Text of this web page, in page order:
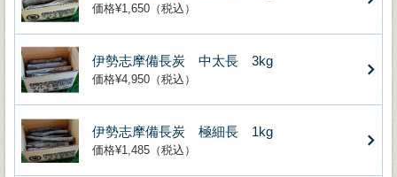
価格¥1,650（税込）
伊勢志摩備長炭 中太長 3kg
価格¥4,950（税込）
伊勢志摩備長炭 極細長 1kg
価格¥1,485（税込）